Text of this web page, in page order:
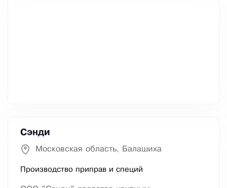
Сэнди
Московская область, Балашиха
Производство приправ и специй